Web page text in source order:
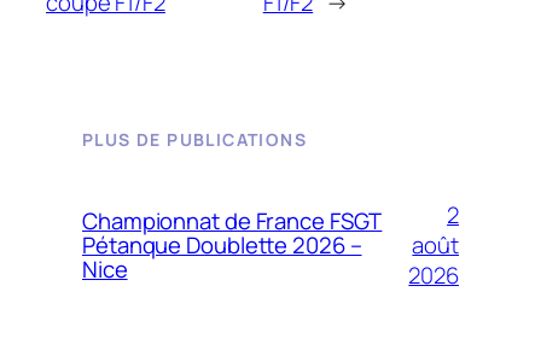
PLUS DE PUBLICATIONS
Championnat de France FSGT
Pétanque Doublette 2026 –
Nice
2
août
2026